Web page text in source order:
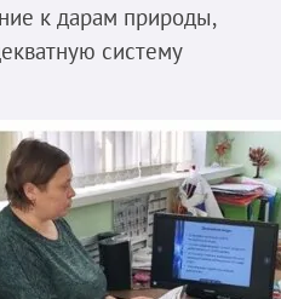
к дарам природы,
систему